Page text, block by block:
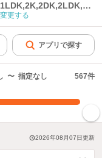
変更する
アプリで探す
〜 指定なし 567件
2026年08月07日更新